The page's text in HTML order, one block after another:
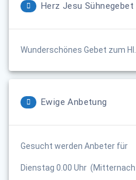
Herz Jesu Sühnegebet
Wunderschönes Gebet zum
Ewige Anbetung
Gesucht werden Anbeter für
Dienstag 0.00 Uhr